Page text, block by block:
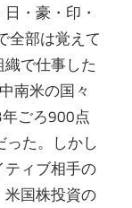
・豪・印・
全部は覚えて
で仕事した
南米の国々
ごろ900点
た。しかし
ィブ相手の
国株投資の